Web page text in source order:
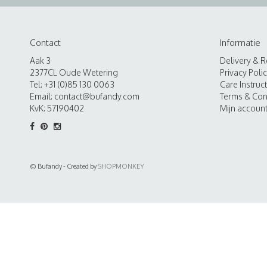
Contact
Aak 3
2377CL Oude Wetering
Tel: +31 (0)85 130 0063
Email: contact@bufandy.com
KvK: 57190402
Informatie
Delivery &
Privacy
Care
Terms &
Mijn account
© Bufandy - Created bySHOPMONKEY